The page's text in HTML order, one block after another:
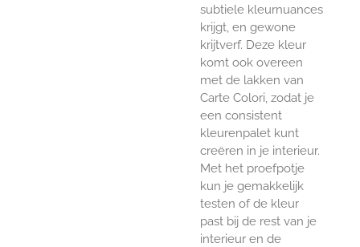
subtiele kleurnuances
krijgt, en gewone
krijtverf. Deze kleur
komt ook overeen
met de lakken van
Carte Colori, zodat je
een consistent
kleurenpalet kunt
creëren in je interieur.
Met het proefpotje
kun je gemakkelijk
testen of de kleur
past bij de rest van je
interieur en de